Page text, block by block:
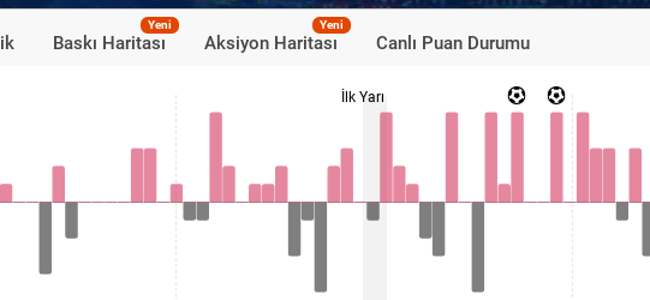
Baskı Haritası
Yeni
Aksiyon Haritası
Yeni
Canlı Puan Durumu
İlk Yarı